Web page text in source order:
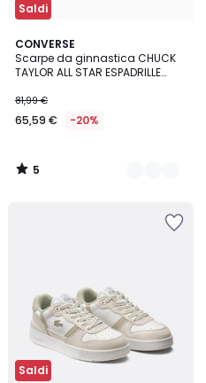
Saldi
CONVERSE
Scarpe da ginnastica CHUCK
TAYLOR ALL STAR ESPADRILLE
81,99 €
65,59 € -20%
5
/
5
2
Colori
5
/
Saldi